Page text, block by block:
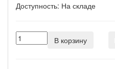
Доступность: На складе
В корзину